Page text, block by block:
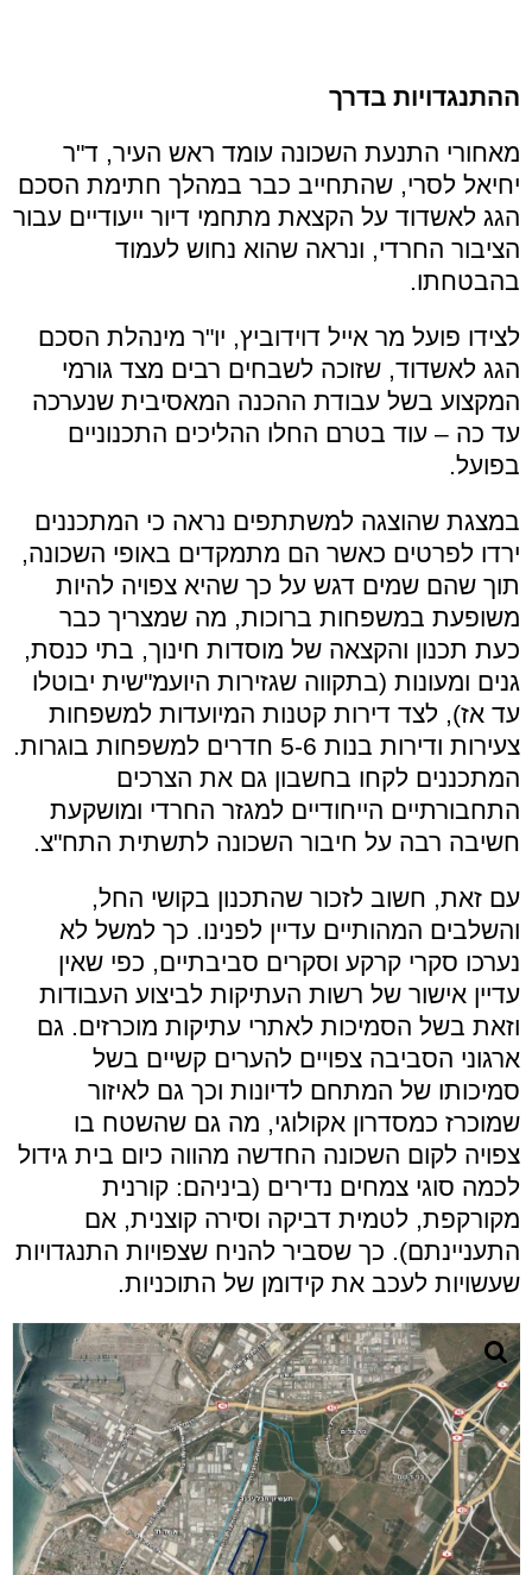
ההתנגדויות בדרך
מאחורי התנעת השכונה עומד ראש העיר, ד"ר
יחיאל לסרי, שהתחייב כבר במהלך חתימת הסכם
הגג לאשדוד על הקצאת מתחמי דיור ייעודיים עבור
הציבור החרדי, ונראה שהוא נחוש לעמוד
בהבטחתו.
לצידו פועל מר אייל דוידוביץ, יו"ר מינהלת הסכם
הגג לאשדוד, שזוכה לשבחים רבים מצד גורמי
המקצוע בשל עבודת ההכנה המאסיבית שנערכה
עד כה – עוד בטרם החלו ההליכים התכנוניים
בפועל.
במצגת שהוצגה למשתתפים נראה כי המתכננים
ירדו לפרטים כאשר הם מתמקדים באופי השכונה,
תוך שהם שמים דגש על כך שהיא צפויה להיות
משופעת במשפחות ברוכות, מה שמצריך כבר
כעת תכנון והקצאה של מוסדות חינוך, בתי כנסת,
גנים ומעונות (בתקווה שגזירות היועמ"שית יבוטלו
עד אז), לצד דירות קטנות המיועדות למשפחות
צעירות ודירות בנות 5-6 חדרים למשפחות בוגרות.
המתכננים לקחו בחשבון גם את הצרכים
התחבורתיים הייחודיים למגזר החרדי ומושקעת
חשיבה רבה על חיבור השכונה לתשתית התח"צ.
עם זאת, חשוב לזכור שהתכנון בקושי החל,
והשלבים המהותיים עדיין לפנינו. כך למשל לא
נערכו סקרי קרקע וסקרים סביבתיים, כפי שאין
עדיין אישור של רשות העתיקות לביצוע העבודות
וזאת בשל הסמיכות לאתרי עתיקות מוכרזים. גם
ארגוני הסביבה צפויים להערים קשיים בשל
סמיכותו של המתחם לדיונות וכך גם לאיזור
שמוכרז כמסדרון אקולוגי, מה גם שהשטח בו
צפויה לקום השכונה החדשה מהווה כיום בית גידול
לכמה סוגי צמחים נדירים (ביניהם: קורנית
מקורקפת, לטמית דביקה וסירה קוצנית, אם
התעניינתם). כך שסביר להניח שצפויות התנגדויות
שעשויות לעכב את קידומן של התוכניות.